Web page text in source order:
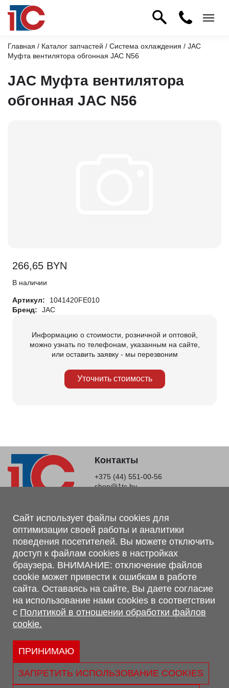
Главная / Каталог запчастей / Система охлаждения / JAC
Муфта вентилятора обгонная JAC N56
JAC Муфта вентилятора
обгонная JAC N56
266,65 BYN
В наличии
Артикул:
1041420FE010
Бренд:
JAC
Информацию о стоимости, розничной и оптовой,
можно узнать по телефонам, указанным на сайте,
или оставить заявку - мы перезвоним
Уточнить стоимость
Контакты
+375 (44) 551-00-56
shop@1tc.by
Магазин, склад
г. Минск, Минский р-н, п. Привольный, ул. Мира, 20А,
223062
г. Брест, ул. Лейтенанта Рябцева, 108 В, 224701
Обращаем Ваше внимание, что вся предоставленная на сайте
информация, касающаяся комплектаций, технических
характеристик, цветовых сочетаний, а также стоимости и
сервисного обслуживания носит информационный характер и
не является публичной офертой, определяемой п.2 ст.407
Гражданского кодекса Республики Беларусь.
Политика обработки персональных данных
Политикой в отношении обработки файлов cookie.
Сайт использует файлы cookies для
оптимизации своей работы и аналитики
поведения посетителей. Вы можете отключить
доступ к файлам cookies в настройках
браузера. ВНИМАНИЕ: отключение файлов
cookie может привести к ошибкам в работе
сайта. Оставаясь на сайте, Вы даете согласие
на использование нами cookies в соответствии
с Политикой в отношении обработки файлов
cookie.
ПРИНИМАЮ
ЗАПРЕТИТЬ ИСПОЛЬЗОВАНИЕ COOKIES